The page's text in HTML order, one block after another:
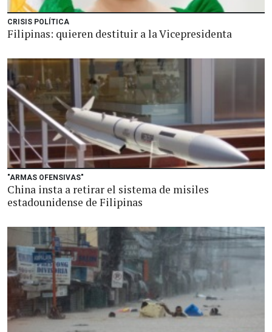
CRISIS POLÍTICA
Filipinas: quieren destituir a la Vicepresidenta
"ARMAS OFENSIVAS"
China insta a retirar el sistema de misiles
estadounidense de Filipinas